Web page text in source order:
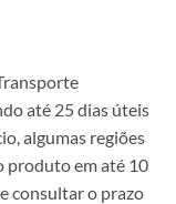
até 25 dias úteis
algumas regiões
produto em até 10
consultar o prazo